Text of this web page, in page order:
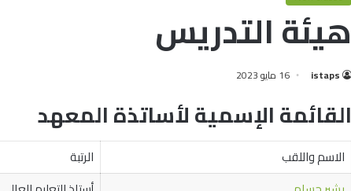
هيئة التدريس
istaps 16 مايو 2023
القائمة الإسمية لأساتذة المعهد
الاسم واللقب الرتبة